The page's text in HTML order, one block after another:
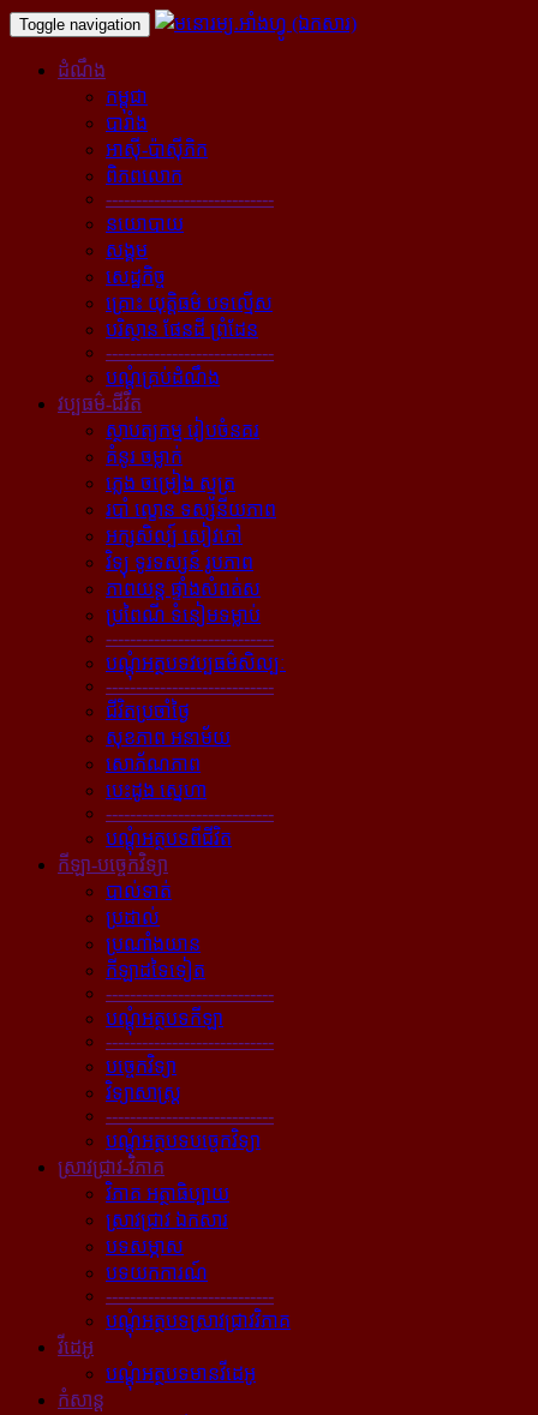
Toggle navigation
ដំណឹង
កម្ពុជា
បារាំង
អាស៊ី-ប៉ាស៊ីភិក
ពិភពលោក
----------------------------
នយោបាយ
សង្គម
សេដ្ឋកិច្ច
គ្រោះ យុត្តិធម៌ បទល្មើស
បរិស្ថាន ផែនដី ព្រំដែន
----------------------------
បណ្ដុំគ្រប់ដំណឹង
វប្បធម៌-ជីវិត
ស្ថាបត្យកម្ម រៀបចំនគរ
គំនូរ ចម្លាក់
ភ្លេង ចម្រៀង ស្មូត្រ
របាំ ល្ខោន ទស្សនីយភាព
អក្សសិល្ប៍ សៀវភៅ
វិទ្យុ ទូរទស្សន៍ រូបភាព
ភាពយន្ដ ផ្ទាំងសំពត់ស
ប្រពៃណី ទំនៀមទម្លាប់
----------------------------
បណ្ដុំអត្ថបទវប្បធម៌សិល្បៈ
----------------------------
ជីវិតប្រចាំថ្ងៃ
សុខភាព អនាម័យ
សោភ័ណភាព
បេះដូង ស្នេហា
----------------------------
បណ្ដុំអត្ថបទពីជីវិត
កីឡា-បច្ចេកវិទ្យា
បាល់ទាត់
ប្រដាល់
ប្រណាំងយាន
កីឡាដទៃទៀត
----------------------------
បណ្ដុំអត្ថបទកីឡា
----------------------------
បច្ចេកវិទ្យា
វិទ្យាសាស្ត្រ
----------------------------
បណ្ដុំអត្ថបទបច្ចេកវិទ្យា
ស្រាវជ្រាវ-វិភាគ
វិភាគ អត្ថាធិប្បាយ
ស្រាវជ្រាវ ឯកសារ
បទសម្ភាស
បទយកការណ៍
----------------------------
បណ្ដុំអត្ថបទស្រាវជ្រាវវិភាគ
វីដេអូ
បណ្ដុំអត្ថបទមានវីដេអូ
កំសាន្ដ